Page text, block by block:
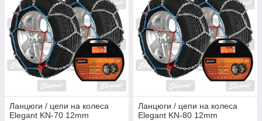
Ланцюги / цепи на колеса
Elegant KN-70 12mm
Ланцюги / цепи на колеса
Elegant KN-80 12mm